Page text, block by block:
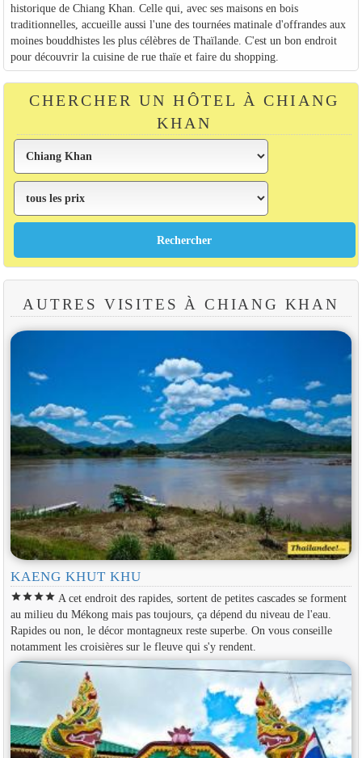
historique de Chiang Khan. Celle qui, avec ses maisons en bois
traditionnelles, accueille aussi l'une des tournées matinale d'offrandes aux
moines bouddhistes les plus célèbres de Thaïlande. C'est un bon endroit
pour découvrir la cuisine de rue thaïe et faire du shopping.
CHERCHER UN HÔTEL À CHIANG
KHAN
AUTRES VISITES À CHIANG KHAN
KAENG KHUT KHU
starstarstarstar A cet endroit des rapides, sortent de petites cascades se forment
au milieu du Mékong mais pas toujours, ça dépend du niveau de l'eau.
Rapides ou non, le décor montagneux reste superbe. On vous conseille
notamment les croisières sur le fleuve qui s'y rendent.